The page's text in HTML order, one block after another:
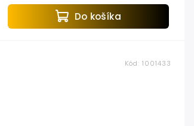
Do košíka
Kód: 1001433